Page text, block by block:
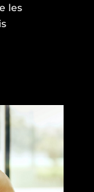
les